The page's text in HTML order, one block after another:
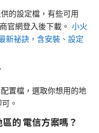
的設定檔，有些可用
官網登入後下載。 小火
新祕訣，含安裝、設定
置檔，選取你想用的地
。
的 電信方案嗎？